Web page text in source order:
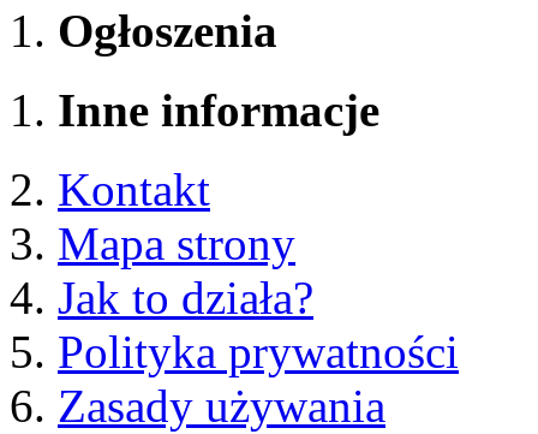
Ogłoszenia
Inne informacje
Kontakt
Mapa strony
Jak to działa?
Polityka prywatności
Zasady używania